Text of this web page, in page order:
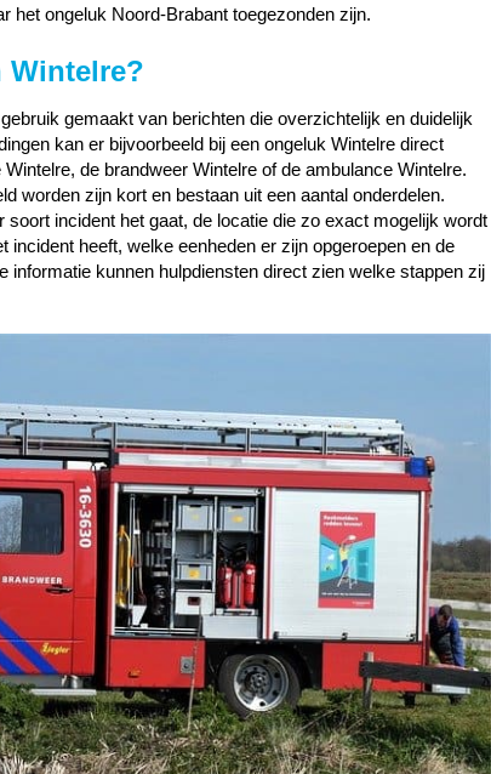
het ongeluk Noord-Brabant toegezonden zijn.
Wintelre?
gemaakt van berichten die overzichtelijk en duidelijk
kan er bijvoorbeeld bij een ongeluk Wintelre direct
de brandweer Wintelre of de ambulance Wintelre.
worden zijn kort en bestaan uit een aantal onderdelen.
incident het gaat, de locatie die zo exact mogelijk wordt
incident heeft, welke eenheden er zijn opgeroepen en de
informatie kunnen hulpdiensten direct zien welke stappen zij